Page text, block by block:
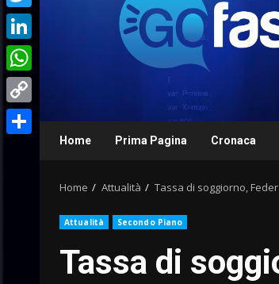
Home Prima Pagina Cronaca
Home Attualità Tassa di soggiorno,
Attualità Secondo Piano
Tassa di
Twitter
LinkedIn
WhatsApp
Copy